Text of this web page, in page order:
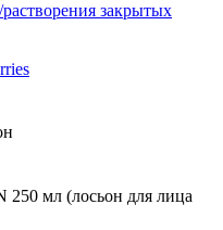
закрытых
мл (лосьон для лица